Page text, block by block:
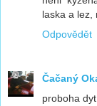
laska a lez,
Odpovědět
Čačaný
proboha